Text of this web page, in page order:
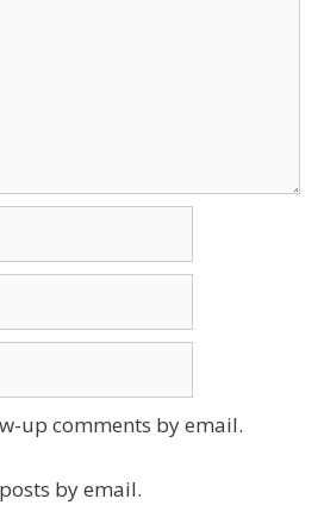
up comments by email.
by email.